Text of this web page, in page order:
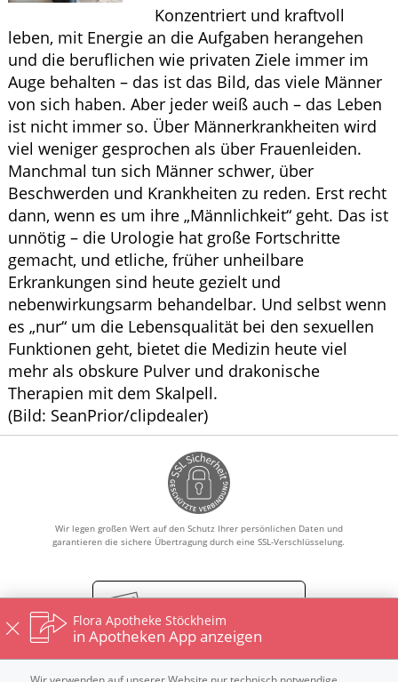
HOMÖOPATHIE
Konzentriert und kraftvoll
leben, mit Energie an die Aufgaben herangehen
und die beruflichen wie privaten Ziele immer im
Auge behalten – das ist das Bild, das viele Männer
von sich haben. Aber jeder weiß auch – das Leben
ist nicht immer so. Über Männerkrankheiten wird
viel weniger gesprochen als über Frauenleiden.
Manchmal tun sich Männer schwer, über
Beschwerden und Krankheiten zu reden. Erst recht
dann, wenn es um ihre „Männlichkeit“ geht. Das ist
unnötig – die Urologie hat große Fortschritte
gemacht, und etliche, früher unheilbare
Erkrankungen sind heute gezielt und
nebenwirkungsarm behandelbar. Und selbst wenn
es „nur“ um die Lebensqualität bei den sexuellen
Funktionen geht, bietet die Medizin heute viel
mehr als obskure Pulver und drakonische
Therapien mit dem Skalpell.
(Bild: SeanPrior/clipdealer)
Wir legen großen Wert auf den Schutz Ihrer persönlichen Daten und
garantieren die sichere Übertragung durch eine SSL-Verschlüsselung.
Vertrag widerrufen
Flora Apotheke Stöckheim
in Apotheken App anzeigen